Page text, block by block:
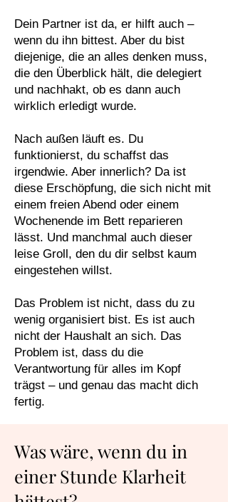
Dein Partner ist da, er hilft auch –
wenn du ihn bittest. Aber du bist
diejenige, die an alles denken muss,
die den Überblick hält, die delegiert
und nachhakt, ob es dann auch
wirklich erledigt wurde.
Nach außen läuft es. Du
funktionierst, du schaffst das
irgendwie. Aber innerlich? Da ist
diese Erschöpfung, die sich nicht mit
einem freien Abend oder einem
Wochenende im Bett reparieren
lässt. Und manchmal auch dieser
leise Groll, den du dir selbst kaum
eingestehen willst.
Das Problem ist nicht, dass du zu
wenig organisiert bist. Es ist auch
nicht der Haushalt an sich. Das
Problem ist, dass du die
Verantwortung für alles im Kopf
trägst – und genau das macht dich
fertig.
Was wäre, wenn du in
einer Stunde Klarheit